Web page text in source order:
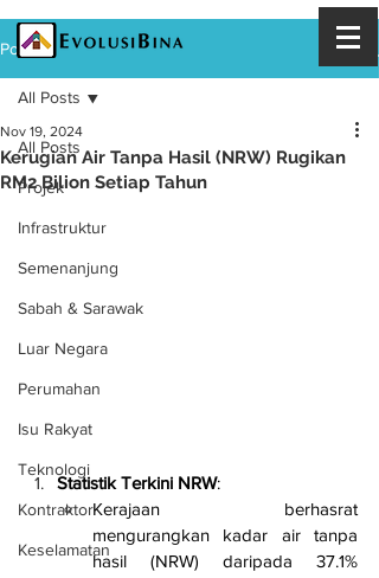
Post
All Posts
Projek
Infrastruktur
Semenanjung
Sabah & Sarawak
Luar Negara
Perumahan
Isu Rakyat
Teknologi
Kontraktor
Keselamatan
All Posts
Kerugian Air Tanpa Hasil (NRW) Rugikan
RM2 Bilion Setiap Tahun
Nov 19, 2024
Statistik Terkini NRW:
Kerajaan berhasrat
mengurangkan kadar air tanpa
hasil (NRW) daripada 37.1%